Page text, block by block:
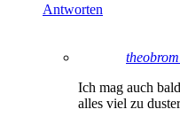
Antworten
Ich mag auch
alles viel zu